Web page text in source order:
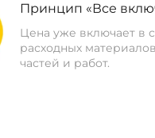
Принцип «Все
Цена уже включает в
расходных
частей и работ.